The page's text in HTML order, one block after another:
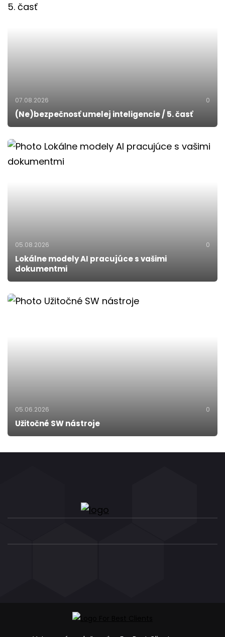
07.08.2026 0
(Ne)bezpečnosť umelej inteligencie / 5. časť
05.08.2026 0
Lokálne modely AI pracujúce s vašimi
dokumentmi
05.06.2026 0
Užitočné SW nástroje